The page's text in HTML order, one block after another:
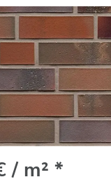
/ m² *